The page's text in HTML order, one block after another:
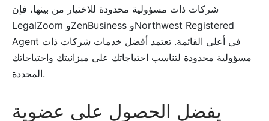
شركات ذات مسؤولية محدودة للاختيار من بينها، فإن
LegalZoom وZenBusiness وNorthwest Registered
Agent في أعلى القائمة. تعتمد أفضل خدمات شركات ذات
مسؤولية محدودة لتناسب احتياجاتك على ميزانيتك واحتياجاتك
المحددة.
يفضل الحصول على عضوية